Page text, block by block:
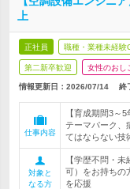
上
正社員 職種・業種未経験
第二新卒歓迎 女性のおし
情報更新日：2026/07/14 終
仕事内容
【育成期間3～
テーマパーク、
てはならない技
対象と
なる方
【学歴不問・
可）をお持ちの
を応援